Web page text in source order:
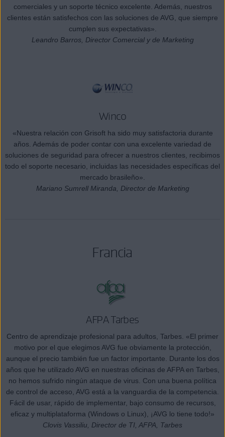
comerciales y un soporte técnico excelente. Además, nuestros
clientes están satisfechos con las soluciones de AVG, que siempre
cumplen sus expectativas».
Leandro Barros, Director Comercial y de Marketing
Winco
«Nuestra relación con Grisoft ha sido muy satisfactoria durante
años. Además de poder contar con una excelente variedad de
soluciones de seguridad para ofrecer a nuestros clientes, recibimos
todo el soporte necesario, incluidas las necesidades específicas del
mercado brasileño».
Mariano Sumrell Miranda, Director de Marketing
Francia
AFPA Tarbes
Centro de aprendizaje profesional para adultos, Tarbes. «El primer
motivo por el que elegimos AVG fue obviamente la protección,
aunque el precio también fue un factor importante. Durante los dos
años que he utilizado AVG en nuestras oficinas de AFPA en Tarbes,
no hemos sufrido ningún ataque de virus. Con una buena política
de control de acceso, AVG está a la vanguardia de la competencia.
Fácil de usar, rápido de implementar, bajo consumo de recursos,
eficaz y multiplataforma (Windows o Linux), ¡AVG lo tiene todo!»
Clovis Vassiliu, Director de TI, AFPA, Tarbes